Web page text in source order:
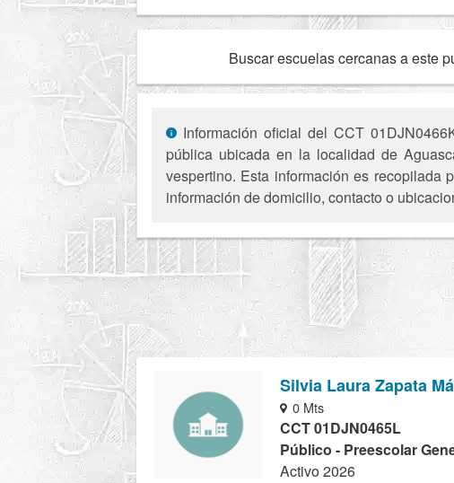
Buscar escuelas cercanas a este
Información oficial del CCT
pública ubicada en la localidad de
vespertino. Esta información es recopilada
información de domicilio, contacto o
Silvia Laura Zapata
0 Mts
CCT 01DJN0465L
Público - Preescolar
Activo 2026